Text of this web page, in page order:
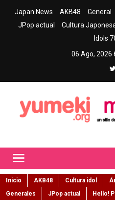
Japan News AKB48 General
JPop actual
Cultura
Idols
06 Ago, 2026
Inicio AKB48 Cultura idol
Generales
JPop actual Hello!